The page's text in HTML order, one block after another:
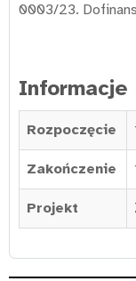
0003/23.
Informacje
Rozpoczęcie
Zakończenie
Projekt